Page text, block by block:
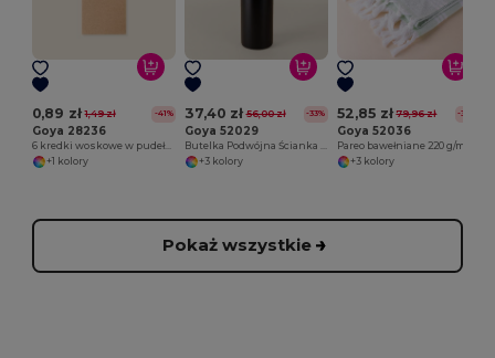
0,89 zł 1,49 zł -41%
Goya 28236
6 kredki woskowe w pudełku kraft
+1 kolory
37,40 zł 56,00 zł -33%
Goya 52029
+3 kolory
52,85 zł 79,96 zł -34%
Goya 52036
+3 kolory
Pokaż wszystkie